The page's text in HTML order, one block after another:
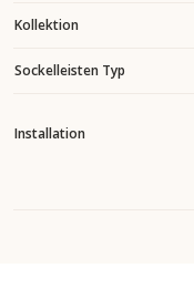
Kollektion
Sockelleisten Typ
Installation